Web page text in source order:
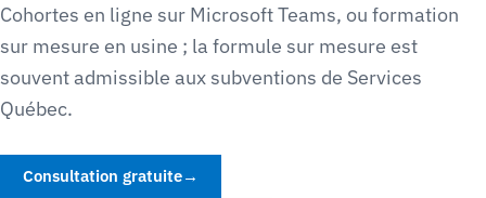
Cohortes en ligne sur Microsoft Teams, ou formation
sur mesure en usine ; la formule sur mesure est
souvent admissible aux subventions de Services
Québec.
Consultation gratuite→